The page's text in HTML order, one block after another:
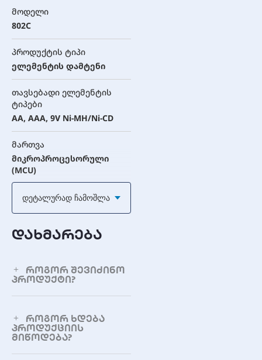
მოდელი
802C
პროდუქტის ტიპი
ელემენტის დამტენი
თავსებადი ელემენტის
ტიპები
AA, AAA, 9V Ni-MH/Ni-CD
მართვა
მიკროპროცესორული
(MCU)
დატენვის არხები
2/4 AA/AAA (წყვილებში),
დატენვა, წვეთოვანი
დატენვა, გადახურებისგან
დაცვა, მოკლე
პოლარობის
შებრუნებისგან დაცვა
Დეტალურად Ჩამოშლა
დახმარება
როგორ შევიძინო
პროდუქტი?
როგორ ხდება
პროდუქციის
მიწოდება?